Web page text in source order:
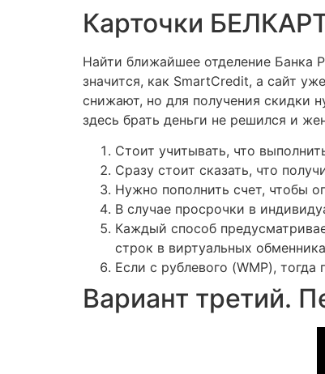
Карточки
Найти ближайшее отделение Банка
значится, как SmartCredit, а сайт
снижают, но для получения скидки
здесь брать деньги не решился и
Стоит учитывать, что
Сразу стоит сказать, что
Нужно пополнить счет, чтобы
В случае просрочки в
Каждый способ
строк в виртуальных
Если с рублевого (WMP),
Вариант третий.